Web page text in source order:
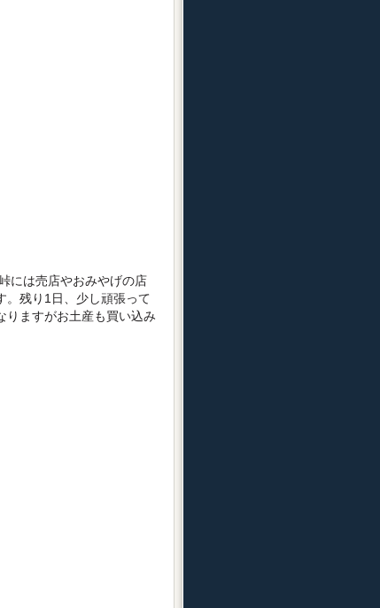
には売店やおみやげの店
。残り1日、少し頑張って
りますがお土産も買い込み